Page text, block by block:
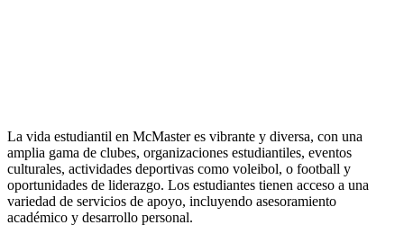
La vida estudiantil en McMaster es vibrante y diversa, con una
amplia gama de clubes, organizaciones estudiantiles, eventos
culturales, actividades deportivas como voleibol, o football y
oportunidades de liderazgo. Los estudiantes tienen acceso a una
variedad de servicios de apoyo, incluyendo asesoramiento
académico y desarrollo personal.